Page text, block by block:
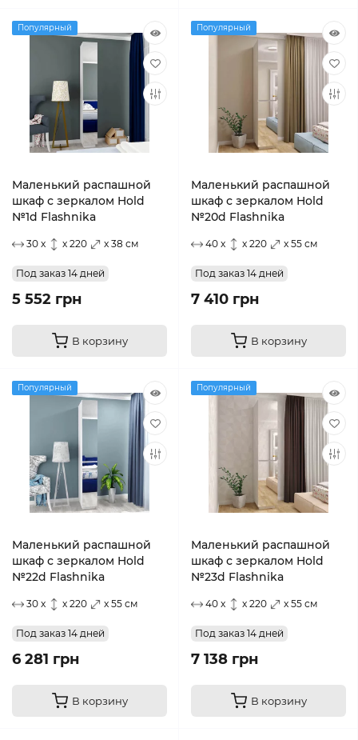
Популярный
Маленький распашной
шкаф с зеркалом Hold
№1d Flashnika
30 x x 220 x 38 см
Под заказ 14 дней
5 552 грн
В корзину
Популярный
Маленький распашной
шкаф с зеркалом Hold
№20d Flashnika
40 x x 220 x 55 см
Под заказ 14 дней
7 410 грн
В корзину
Популярный
Маленький распашной
шкаф с зеркалом Hold
№22d Flashnika
30 x x 220 x 55 см
Под заказ 14 дней
6 281 грн
В корзину
Популярный
Маленький распашной
шкаф с зеркалом Hold
№23d Flashnika
40 x x 220 x 55 см
Под заказ 14 дней
7 138 грн
В корзину